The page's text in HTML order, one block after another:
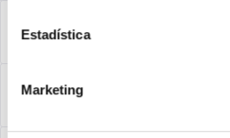
Estadística
Marketing
CISCO881G-A-K9 | 881G-A-K9 -
Leasing